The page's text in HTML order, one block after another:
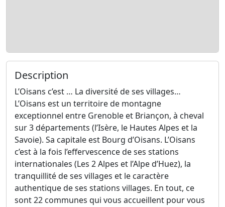
Description
L’Oisans c’est … La diversité de ses villages…
L’Oisans est un territoire de montagne
exceptionnel entre Grenoble et Briançon, à cheval
sur 3 départements (l’Isère, le Hautes Alpes et la
Savoie). Sa capitale est Bourg d’Oisans. L’Oisans
c’est à la fois l’effervescence de ses stations
internationales (Les 2 Alpes et l’Alpe d’Huez), la
tranquillité de ses villages et le caractère
authentique de ses stations villages. En tout, ce
sont 22 communes qui vous accueillent pour vous